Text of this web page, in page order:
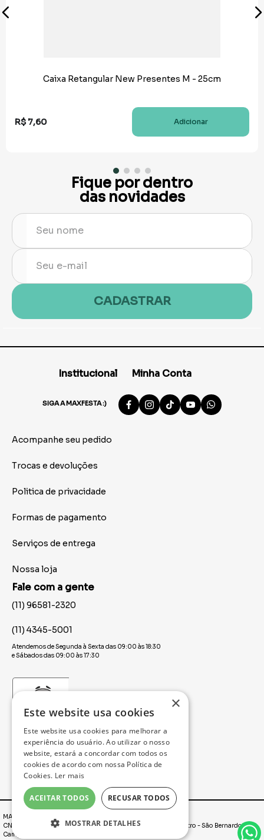
Caixa Retangular New Presentes M - 25cm
R$ 7,60 Adicionar
Fique por dentro
das novidades
CADASTRAR
Institucional Minha Conta
SIGA A MAXFESTA :)
Acompanhe seu pedido
Trocas e devoluções
Politica de privacidade
Formas de pagamento
Serviços de entrega
Nossa loja
Fale com a gente
(11) 96581-2320
(11) 4345-5001
Atendemos de Segunda à Sexta das 09:00 às 18:30
e Sábados das 09:00 às 17:30
MAXFESTA | É FESTA O ANO TODO! © 2025
CNPJ: 00.655.657/0001-97. Rua Marechal Deodoro, 2431, Centro - São Bernardo do
Campo / SP - CEP: 09710-193
×
Este website usa cookies
Este website usa cookies para melhorar a
experiência do usuário. Ao utilizar o nosso
website, estará a concordar com todos os
cookies de acordo com nossa Política de
Cookies. Ler mais
ACEITAR TODOS RECUSAR TODOS
MOSTRAR DETALHES